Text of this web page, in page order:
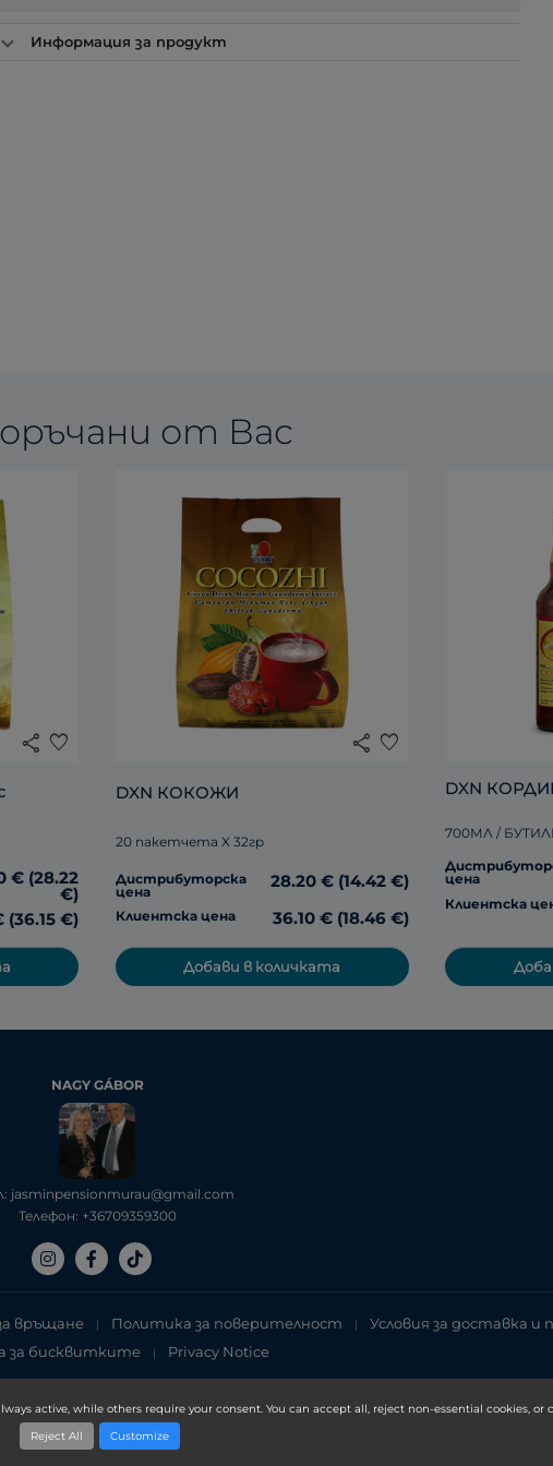
active, while others require your consent. You can accept all, reject non-essential cookies, or
Reject All
Customize
Информация за продукт
от Вас
share favorite
€ (28.22
€)
(36.15 €)
share favorite
20 пакетчета X 32гр
Дистрибуторска
цена
28.20 € (14.42 €)
Клиентска цена 36.10 € (18.46 €)
Добави в количката
DXN
700МЛ /
цена
Клиентска
NAGY GÁBOR
jasminpensionmurau@gmail.com
Телефон: +36709359300
връщане | Политика за поверителност | Условия за доставка и
за бисквитките | Privacy Notice